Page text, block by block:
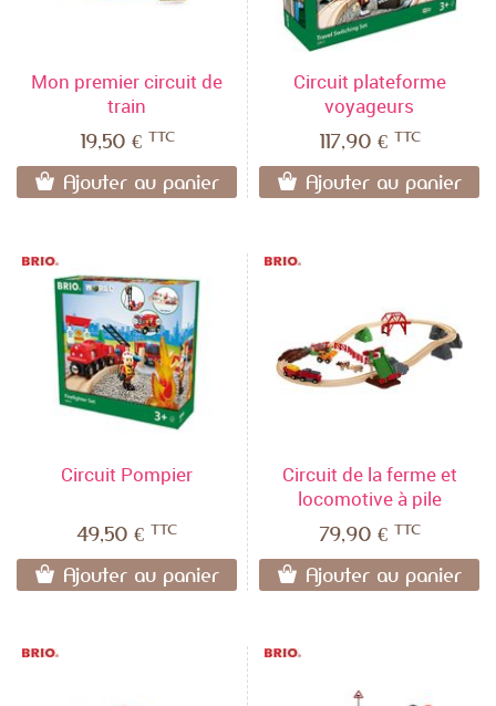
Mon premier circuit de
train
19,50 € TTC
Ajouter au panier
Circuit plateforme
voyageurs
117,90 € TTC
Ajouter au panier
Circuit Pompier
49,50 € TTC
Ajouter au panier
Circuit de la ferme et
locomotive à pile
79,90 € TTC
Ajouter au panier